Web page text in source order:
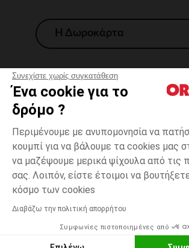
Συνεχίστε χωρίς συγκατάθεση
Ένα cookie για το
δρόμο ?
Περιμένουμε με ανυπομονησία να
κουμπί για να βάλουμε τα cookies μας
να μαζέψουμε μερικά ψίχουλα από τις
σας. Λοιπόν, είστε έτοιμοι να
κόσμο των cookies
Διαβάζω την πολιτική απορρήτου
Συμφωνίες πιστοποιημένες από
Ροζ
Δυνατότητα πληρωμής με
ΕΠΙΛΟΓΗ ΜΕΓΕΘΟΥΣ
Η Δωροκάρτα
Γενικοί 'Οροι Πώλησης
*Εμπορικες προσφορες
Προσωπικά δεδομένα
Διαχείρηση των cookies
Προσβασιμότητα: μη
H Orchestra συμμετέχει στον κωδικά
μεσολάβησης της Γαλλικής Ομοσπονδίας